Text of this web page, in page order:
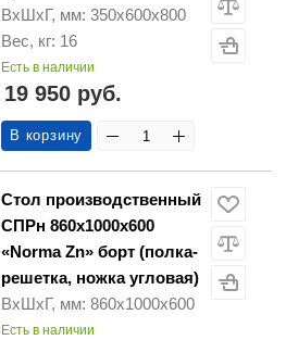
ВхШхГ, мм: 350х600х800
Вес, кг: 16
Есть в наличии
19 950 руб.
В корзину
Стол производственный
СПРн 860х1000х600
«Norma Zn» борт (полка-
решетка, ножка угловая)
ВхШхГ, мм: 860х1000х600
Есть в наличии